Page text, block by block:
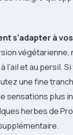
s’adapter à
végétarienne,
l’ail et au persil.
une fine
sensations plus
herbes de